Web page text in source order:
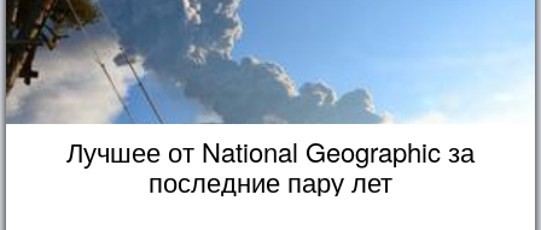
Лучшее от National Geographic за
последние пару лет